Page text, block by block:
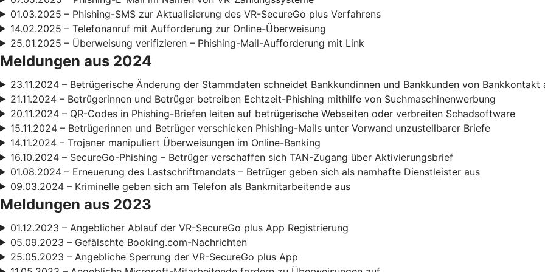
01.03.2025 – Phishing-SMS zur Aktualisierung des VR-SecureGo plus Verfahrens
14.02.2025 – Telefonanruf mit Aufforderung zur Online-Überweisung
25.01.2025 – Überweisung verifizieren – Phishing-Mail-Aufforderung mit Link
Meldungen aus 2024
23.11.2024 – Betrügerische Änderung der Stammdaten schneidet Bankkundinnen und Bankkunden von Bankkontakt
21.11.2024 – Betrügerinnen und Betrüger betreiben Echtzeit-Phishing mithilfe von Suchmaschinenwerbung
20.11.2024 – QR-Codes in Phishing-Briefen leiten auf betrügerische Webseiten oder verbreiten Schadsoftware
15.11.2024 – Betrügerinnen und Betrüger verschicken Phishing-Mails unter Vorwand unzustellbarer Briefe
14.11.2024 – Trojaner manipuliert Überweisungen im Online-Banking
16.10.2024 – SecureGo-Phishing – Betrüger verschaffen sich TAN-Zugang über Aktivierungsbrief
01.08.2024 – Erneuerung des Lastschriftmandats – Betrüger geben sich als namhafte Dienstleister aus
09.03.2024 – Kriminelle geben sich am Telefon als Bankmitarbeitende aus
Meldungen aus 2023
01.12.2023 – Angeblicher Ablauf der VR-SecureGo plus App Registrierung
05.09.2023 – Gefälschte Booking.com-Nachrichten
25.05.2023 – Angebliche Sperrung der VR-SecureGo plus App